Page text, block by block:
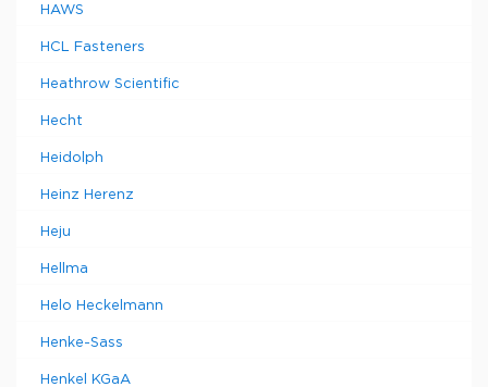
HAWS
HCL Fasteners
Heathrow Scientific
Hecht
Heidolph
Heinz Herenz
Heju
Hellma
Helo Heckelmann
Henke-Sass
Henkel KGaA